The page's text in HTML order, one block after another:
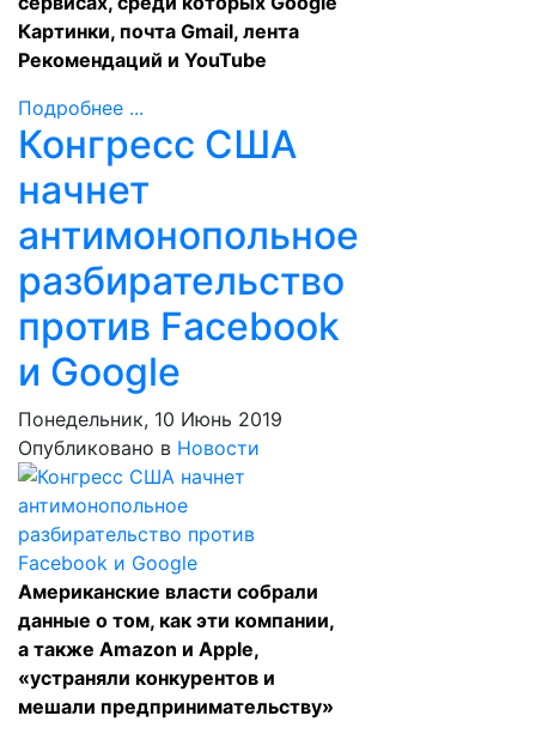
Картинки, почта Gmail, лента
Рекомендаций и YouTube
Подробнее ...
Конгресс США
начнет
антимонопольное
разбирательство
против Facebook
и Google
Понедельник, 10 Июнь 2019
Опубликовано в Новости
Американские власти собрали
данные о том, как эти компании,
а также Amazon и Apple,
«устраняли конкурентов и
мешали предпринимательству»